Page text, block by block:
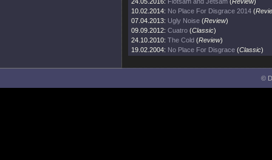
10.02.2014: No Place For Disgrace 2014 (
07.04.2013: Ugly Noise (Review)
09.09.2012: Cuatro (Classic)
24.10.2010: The Cold (Review)
19.02.2004: No Place For Disgrace (Classic)
©